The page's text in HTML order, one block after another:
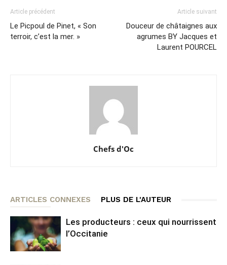
Article précédent
Le Picpoul de Pinet, « Son
terroir, c’est la mer. »
Article suivant
Douceur de châtaignes aux
agrumes BY Jacques et
Laurent POURCEL
Chefs d'Oc
ARTICLES CONNEXES PLUS DE L'AUTEUR
Les producteurs : ceux qui nourrissent
l’Occitanie